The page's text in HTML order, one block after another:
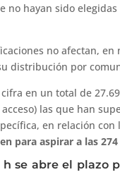
no hayan sido
no afectan,
distribución por
en un total de
las que han
en relación
para aspirar a las
h se abre el